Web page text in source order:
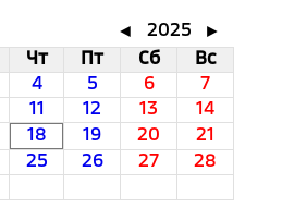
◄ 2025
►
Чт Пт Сб
Вс
4 5 6
7
11 12 13
14
18 19 20
21
25 26 27
28